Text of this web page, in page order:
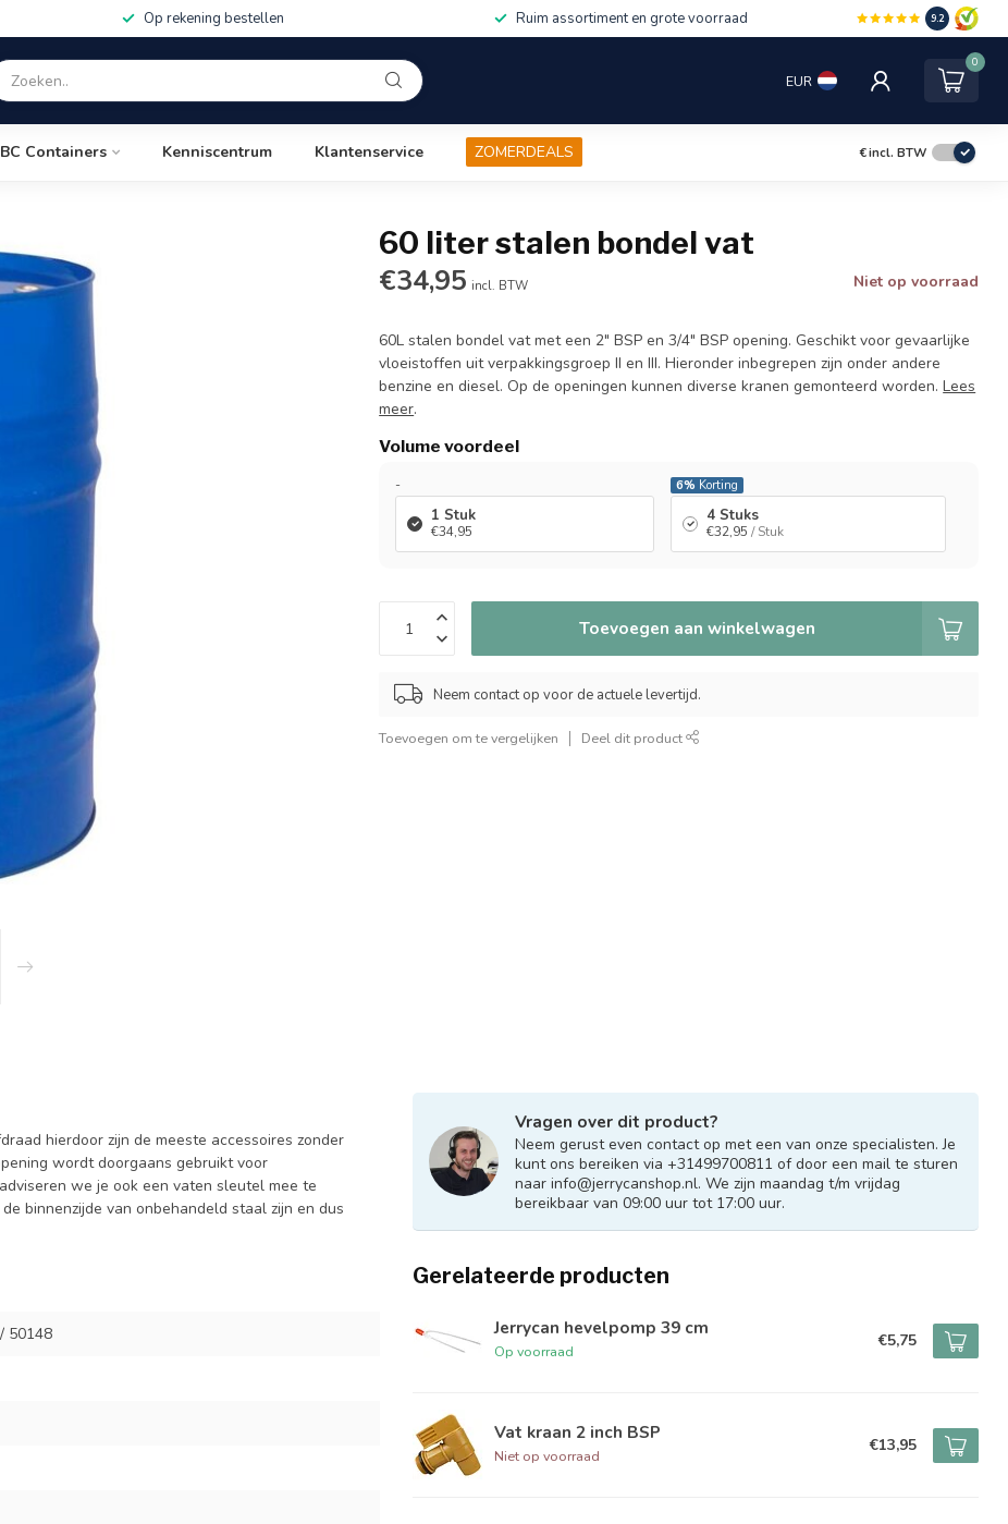
Op rekening bestellen Ruim assortiment en grote voorraad 9.2
EUR
0
Containers Kenniscentrum Klantenservice ZOMERDEALS €incl. BTW
60 liter stalen bondel vat
€34,95 incl. BTW Niet op voorraad
60L stalen bondel vat met een 2" BSP en 3/4" BSP opening. Geschikt voor gevaarlijke
vloeistoffen uit verpakkingsgroep II en III. Hieronder inbegrepen zijn onder andere
benzine en diesel. Op de openingen kunnen diverse kranen gemonteerd worden.Lees
meer.
Volume voordeel
-
1 Stuk
€34,95
6% Korting
4 Stuks
€32,95 / Stuk
Toevoegen aan winkelwagen
Neem contact op voor de actuele levertijd.
Toevoegen om te vergelijken Deel dit product
hierdoor zijn de meeste accessoires zonder
wordt doorgaans gebruikt voor
we je ook een vaten sleutel mee te
binnenzijde van onbehandeld staal zijn en dus
50148
Vragen over dit product?
Neem gerust even contact op met een van onze specialisten. Je
kunt ons bereiken via +31499700811 of door een mail te sturen
naar info@jerrycanshop.nl. We zijn maandag t/m vrijdag
bereikbaar van 09:00 uur tot 17:00 uur.
Gerelateerde producten
Jerrycan hevelpomp 39 cm
Op voorraad
€5,75
Vat kraan 2 inch BSP
Niet op voorraad
€13,95